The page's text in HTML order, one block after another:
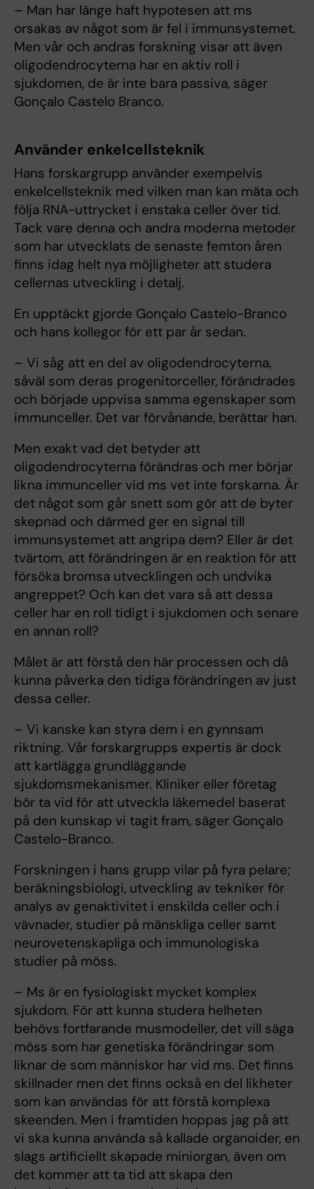
– Man har länge haft hypotesen att ms
orsakas av något som är fel i immunsystemet.
Men vår och andras forskning visar att även
oligodendrocyterna har en aktiv roll i
sjukdomen, de är inte bara passiva, säger
Gonçalo Castelo Branco.
Använder enkelcellsteknik
Hans forskargrupp använder exempelvis
enkelcellsteknik med vilken man kan mäta och
följa RNA-uttrycket i enstaka celler över tid.
Tack vare denna och andra moderna metoder
som har utvecklats de senaste femton åren
finns idag helt nya möjligheter att studera
cellernas utveckling i detalj.
En upptäckt gjorde Gonçalo Castelo-Branco
och hans kollegor för ett par år sedan.
– Vi såg att en del av oligodendrocyterna,
såväl som deras progenitorceller, förändrades
och började uppvisa samma egenskaper som
immunceller. Det var förvånande, berättar han.
Men exakt vad det betyder att
oligodendrocyterna förändras och mer börjar
likna immunceller vid ms vet inte forskarna. Är
det något som går snett som gör att de byter
skepnad och därmed ger en signal till
immunsystemet att angripa dem? Eller är det
tvärtom, att förändringen är en reaktion för att
försöka bromsa utvecklingen och undvika
angreppet? Och kan det vara så att dessa
celler har en roll tidigt i sjukdomen och senare
en annan roll?
Målet är att förstå den här processen och då
kunna påverka den tidiga förändringen av just
dessa celler.
– Vi kanske kan styra dem i en gynnsam
riktning. Vår forskargrupps expertis är dock
att kartlägga grundläggande
sjukdomsmekanismer. Kliniker eller företag
bör ta vid för att utveckla läkemedel baserat
på den kunskap vi tagit fram, säger Gonçalo
Castelo-Branco.
Forskningen i hans grupp vilar på fyra pelare;
beräkningsbiologi, utveckling av tekniker för
analys av genaktivitet i enskilda celler och i
vävnader, studier på mänskliga celler samt
neurovetenskapliga och immunologiska
studier på möss.
– Ms är en fysiologiskt mycket komplex
sjukdom. För att kunna studera helheten
behövs fortfarande musmodeller, det vill säga
möss som har genetiska förändringar som
liknar de som människor har vid ms. Det finns
skillnader men det finns också en del likheter
som kan användas för att förstå komplexa
skeenden. Men i framtiden hoppas jag på att
vi ska kunna använda så kallade organoider, en
slags artificiellt skapade miniorgan, även om
det kommer att ta tid att skapa den